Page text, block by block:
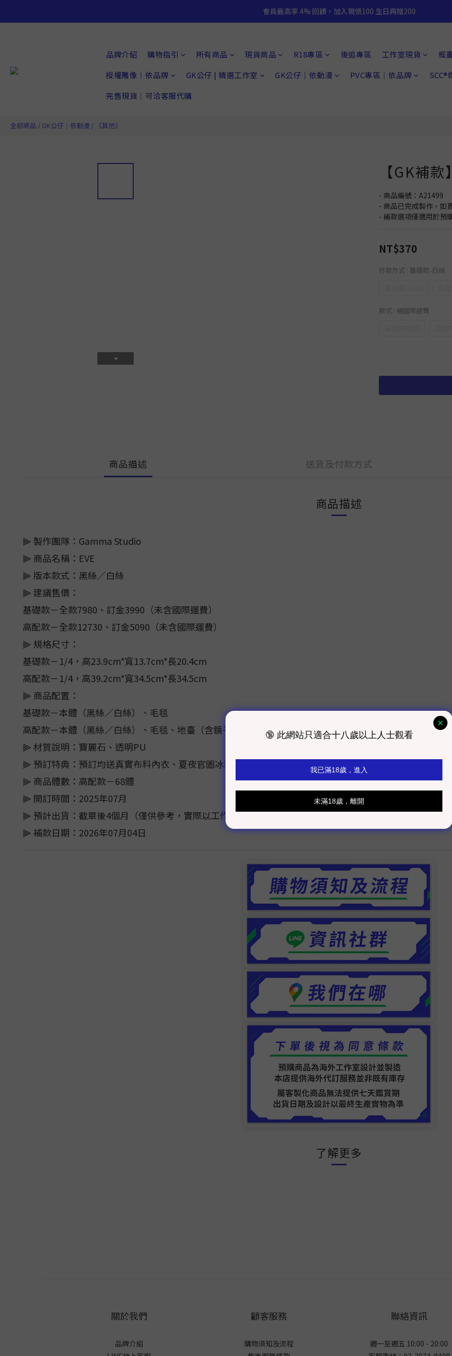
會員最高享 4% 回饋，加入現領100 生日再贈200
品牌介紹 購物指引 所有商品 現貨商品 R18專區 後追專區 工作室現貨
框
授權雕像｜依品牌
GK公仔 | 精選工作室 GK公仔｜依動漫 PVC專區｜依品牌
SCC®
完售現貨｜可洽客服代購
全部商品 / GK公仔｜依動漫 / 《其他》
【GK補
- 商品編號：A21499
- 商品已完成製作，如
- 補款選項僅適用於預
NT$370
付款方式 : 基礎款-白絲
款式 : 補國際運費
商品描述 送貨及付款方式
商品描述
⫸ 製作團隊：Gamma Studio
⫸ 商品名稱：EVE
⫸ 版本款式：黑絲／白絲
⫸ 建議售價：
基礎款－全款7980、訂金3990（未含國際運費）
高配款－全款12730、訂金5090（未含國際運費）
⫸ 規格尺寸：
基礎款－1/4，高23.9cm*寬13.7cm*長20.4cm
高配款－1/4，高39.2cm*寬34.5cm*長34.5cm
⫸ 商品配置：
基礎款－本體（黑絲／白絲）、毛毯
高配款－本體（黑絲／白絲）、毛毯、地臺（含鏡子、櫻桃、果盆）、限定紀念品
⫸ 材質說明：寶麗石、透明PU
⫸ 預訂特典：預訂均送真實布料內衣、夏夜官圖冰箱貼
⫸ 商品體數：高配款－68體
⫸ 開訂時間：2025年07月
⫸ 預計出貨：截單後4個月（僅供參考，實際以工作室發貨為主）
⫸ 補款日期：2026年07月04日
了解更多
關於我們
品牌介紹
顧客服務
購物須知及流程
聯絡資訊
週一至週五 10:00 - 20:00